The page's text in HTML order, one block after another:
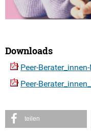
Downloads
Peer-
Peer-
teilen